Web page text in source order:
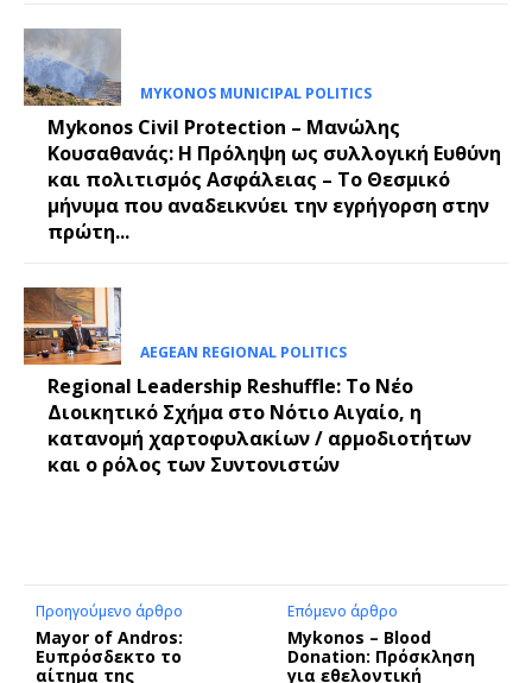
MYKONOS MUNICIPAL POLITICS
Mykonos Civil Protection – Μανώλης
Κουσαθανάς: Η Πρόληψη ως συλλογική Ευθύνη
και πολιτισμός Ασφάλειας – Το Θεσμικό
μήνυμα που αναδεικνύει την εγρήγορση στην
πρώτη...
AEGEAN REGIONAL POLITICS
Regional Leadership Reshuffle: Το Νέο
Διοικητικό Σχήμα στο Νότιο Αιγαίο, η
κατανομή χαρτοφυλακίων / αρμοδιοτήτων
και ο ρόλος των Συντονιστών
Προηγούμενο άρθρο
Mayor of Andros:
Ευπρόσδεκτο το
αίτημα της
Επόμενο άρθρο
Mykonos – Blood
Donation: Πρόσκληση
για εθελοντική